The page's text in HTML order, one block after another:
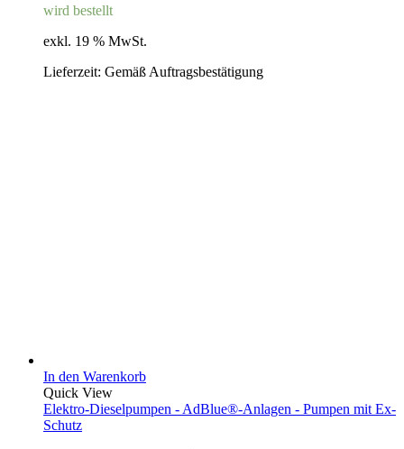
wird bestellt
exkl. 19 % MwSt.
Lieferzeit: Gemäß Auftragsbestätigung
In den Warenkorb
Quick View
Elektro-Dieselpumpen - AdBlue®-Anlagen - Pumpen mit Ex-
Schutz